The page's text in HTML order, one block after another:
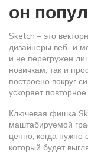
он
Sketch – это
дизайнеры веб‑ и
и не перегружен
новичкам, так и
построено вокруг
ускоряет
Ключевая фишка
маштабируемой
ценно, когда нужно
который будет